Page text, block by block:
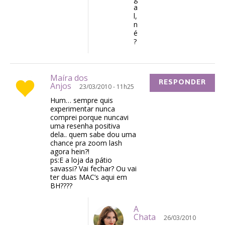
a
l,
n
é
?
Maíra dos
Anjos 23/03/2010 - 11h25
Hum… sempre quis
experimentar nunca
comprei porque nuncavi
uma resenha positiva
dela.. quem sabe dou uma
chance pra zoom lash
agora hein?!
ps:E a loja da pátio
savassi? Vai fechar? Ou vai
ter duas MAC’s aqui em
BH????
RESPONDER
A
Chata
26/03/2010